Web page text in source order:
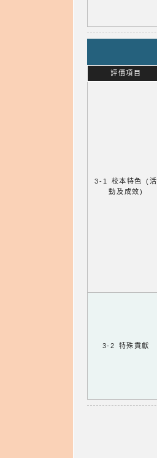
評價項目
3-1 校本特色 (活
動及成效)
3-2 特殊貢獻